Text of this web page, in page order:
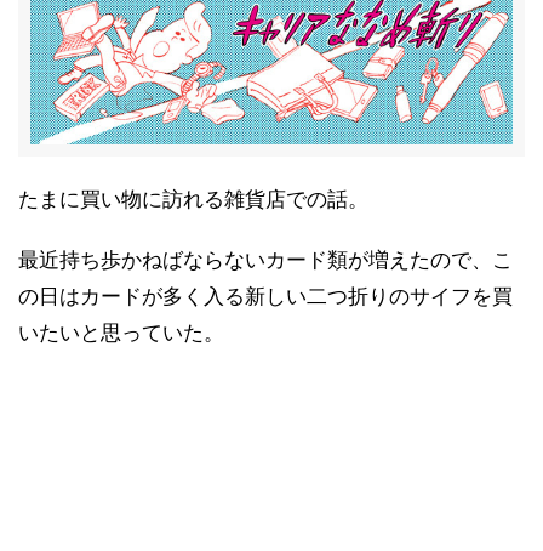
たまに買い物に訪れる雑貨店での話。
最近持ち歩かねばならないカード類が増えたので、こ
の日はカードが多く入る新しい二つ折りのサイフを買
いたいと思っていた。